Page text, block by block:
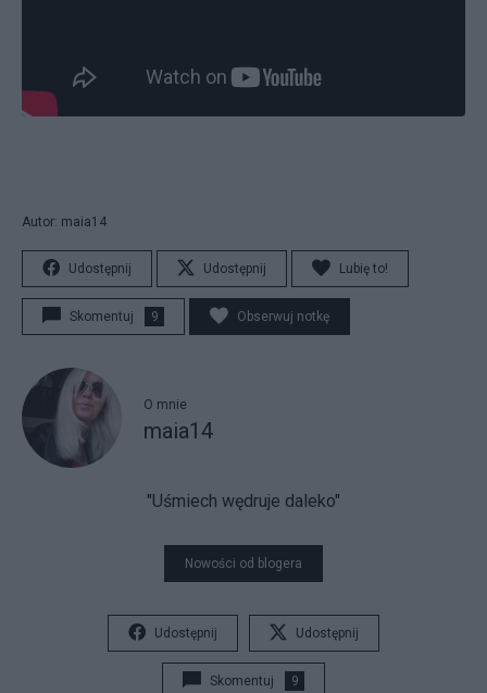
Autor: maia14
Udostępnij Udostępnij Lubię to!
Skomentuj 9 Obserwuj notkę
O mnie
maia14
"Uśmiech wędruje daleko"
Nowości od blogera
Udostępnij Udostępnij
Skomentuj 9